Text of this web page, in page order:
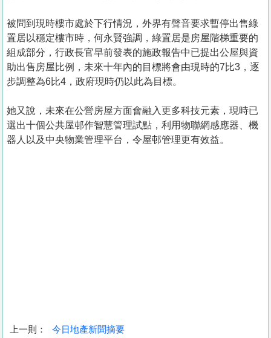
被問到現時樓市處於下行情況，外界有聲音要求暫停出售綠
置居以穩定樓市時，何永賢強調，綠置居是房屋階梯重要的
組成部分，行政長官早前發表的施政報告中已提出公屋與資
助出售房屋比例，未來十年內的目標將會由現時的7比3，逐
步調整為6比4，政府現時仍以此為目標。
她又說，未來在公營房屋方面會融入更多科技元素，現時已
選出十個公共屋邨作智慧管理試點，利用物聯網感應器、機
器人以及中央物業管理平台，令屋邨管理更有效益。
上一則： 今日地產新聞摘要